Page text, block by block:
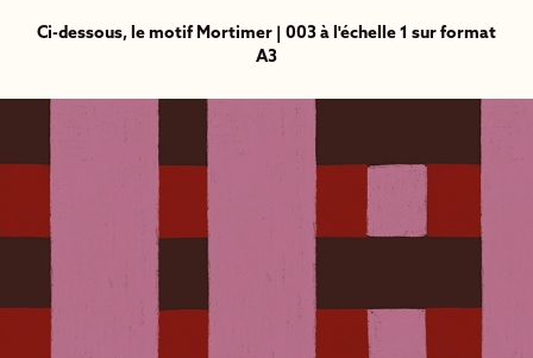
Ci-dessous, le motif Mortimer | 003 à l'échelle 1 sur format
A3